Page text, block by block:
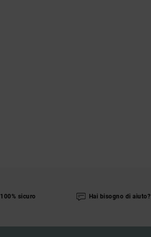
sicuro Hai bisogno di aiuto?